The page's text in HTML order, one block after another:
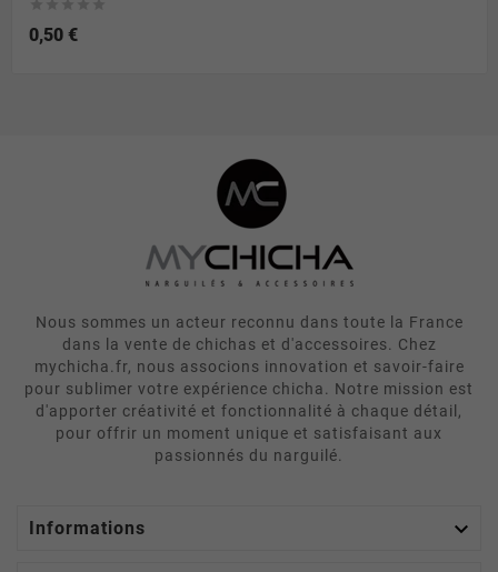
0,50 €
Nous sommes un acteur reconnu dans toute la France
dans la vente de chichas et d'accessoires. Chez
mychicha.fr, nous associons innovation et savoir-faire
pour sublimer votre expérience chicha. Notre mission est
d'apporter créativité et fonctionnalité à chaque détail,
pour offrir un moment unique et satisfaisant aux
passionnés du narguilé.
Informations 